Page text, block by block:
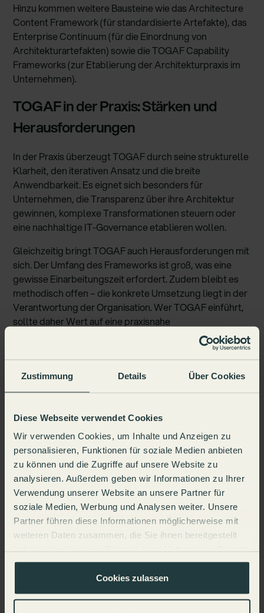
Zustimmung Details Über Cookies
Diese Webseite verwendet Cookies
Wir verwenden Cookies, um Inhalte und Anzeigen zu
personalisieren, Funktionen für soziale Medien anbieten
zu können und die Zugriffe auf unsere Website zu
analysieren. Außerdem geben wir Informationen zu Ihrer
Verwendung unserer Website an unsere Partner für
soziale Medien, Werbung und Analysen weiter. Unsere
Partner führen diese Informationen möglicherweise mit
weiteren Daten zusammen, die Sie ihnen bereitgestellt
gesammelt haben.
Cookies zulassen
Hinzu kommen weitere Bausteine wie das Architecture
Content Framework (für standardisierte Artefakte), das
Enterprise Continuum (für die Einordnung von
Architekturartefakten) sowie die TOGAF Capability
Frameworks (zur Etablierung der Architekturpraxis im
Unternehmen).
TOGAF in der Praxis: Stärken und
Herausforderungen
In der Praxis überzeugt TOGAF durch seine strukturelle
Klarheit, den iterativen Ansatz und die breite
Anwendbarkeit. Es eignet sich besonders für
Unternehmen, die Transparenz über ihre Architektur
gewinnen, komplexe Transformationen steuern oder
eine nachhaltige IT-Governance etablieren wollen.
Gleichzeitig bringt TOGAF auch Herausforderungen mit
sich. Der Umfang des Frameworks ist groß, was eine
gewisse Einarbeitungszeit erfordert. Zudem bleibt es
methodisch offen – die konkrete Umsetzung liegt in der
Verantwortung der Organisation. Wer TOGAF einführt,
sollte daher Wert auf eine praxisnahe
Operationalisierung legen. Unterstützende Tools und
eine klare Verantwortungsstruktur sind entscheidend.
Typische Anwendungsfälle für TOGAF
IT-Landschaften gesteuert werden müssen. Typische
Unternehmensweite Digitalisierungsinitiativen:
Etwa bei der Einführung von Cloud-Infrastrukturen
oder dem Umbau von Legacy-Systemen.
Fusionen und Übernahmen: Zur Harmonisierung
unterschiedlicher Architekturen und
Systemlandschaften.
Business-IT-Alignment: Zur besseren
Roadmap.